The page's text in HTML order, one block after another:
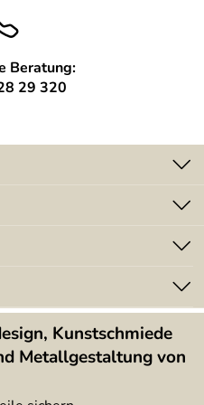
Beratung:
29 320
Kunstschmiede
Metallgestaltung von